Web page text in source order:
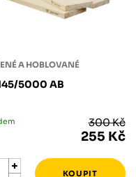
A HOBLOVANÉ
5000 AB
300 Kč
255 Kč